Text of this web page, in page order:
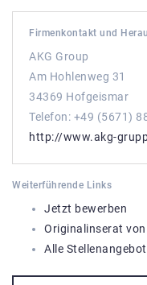
Firmenkontakt und
AKG Group
Am Hohlenweg 31
34369 Hofgeismar
Telefon: +49 (5671)
http://www.akg-
Weiterführende Links
Jetzt bewerben
Originalinserat von
Alle